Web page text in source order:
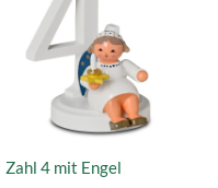
Zahl 4 mit Engel